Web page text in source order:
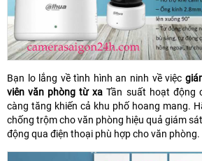
Bạn lo lắng về tình hình an ninh về việc
viên văn phòng từ xa Tần suất hoạt động
càng tăng khiến cả khu phố hoang mang.
chống trộm cho văn phòng hiệu quả giám
động qua điện thoại phù hợp cho văn phòng.